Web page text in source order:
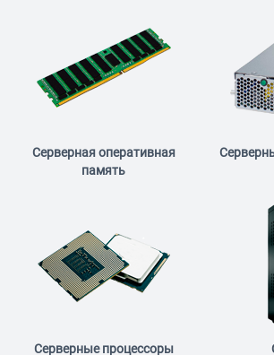
Серверная оперативная
память
Серверные процессоры